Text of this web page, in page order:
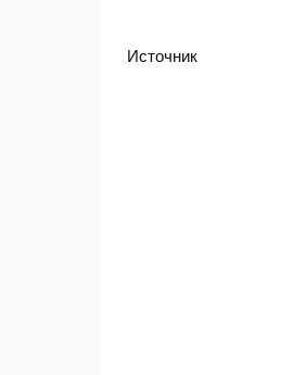
Источник